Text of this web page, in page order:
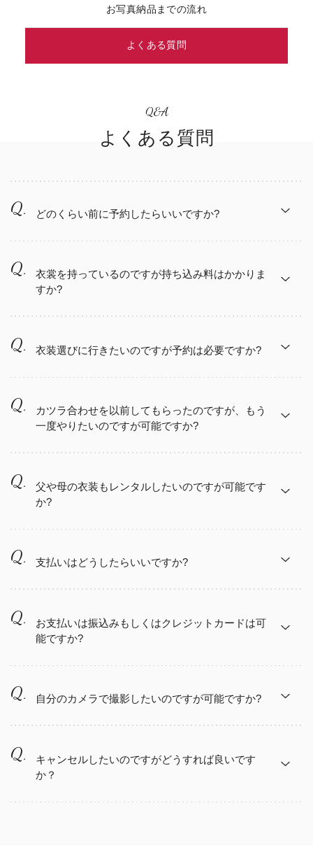
お問い合わせ
店舗Googleマップを見る
お写真納品までの流れ
よくある質問
Flow
予 約 ま で の流
お問い合わせ
見学・ご相談
す。
Flow
撮影当日の流れ
岡谷市内の山田写真館本店にてお支度となります。ご希望等、
担当美容師に遠慮なくお伝えください。
Flow
お 写 真 の 納品
撮影終了からデータは約2週間、アルバムは約1ヶ月〜1ヶ月半程
で仕上がりとなります。
ご相談ください。データはDVDまたはオンラインダウンロード
Q&A
よくある質問
どのくらい前に予約したらいいですか?
お問い合わせ下さい。（混み合うシーズンですと予
約が取れない可能性がございます。）
衣裳を持っているのですが持ち込み料はかかりま
すか?
衣装選びに行きたいのですが予約は必要ですか?
頂く可能性がございます。ご予約頂くとスムーズに
ご対応できるかと思います。
カツラ合わせを以前してもらったのですが、もう
一度やりたいのですが可能ですか?
父や母の衣装もレンタルしたいのですが可能です
か?
い合わせ下さい。
支払いはどうしたらいいですか?
頂きます。お支払い頂いた時点でご予約完了になり
ます。お支払い頂かない場合いかなる状況でも他の
お支払いは振込みもしくはクレジットカードは可
能ですか?
田写真館までお越しいただきお支払いになります。
自分のカメラで撮影したいのですが可能ですか?
す。カメラマンの前後など撮影の妨げになる撮影は
ご遠慮頂きます。
キャンセルしたいのですがどうすれば良いです
か？